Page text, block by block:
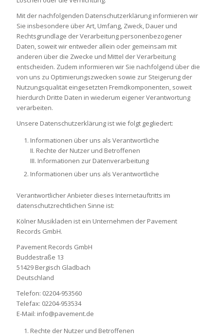
Mit der nachfolgenden Datenschutzerklärung informieren wir
Sie insbesondere über Art, Umfang, Zweck, Dauer und
Rechtsgrundlage der Verarbeitung personenbezogener
Daten, soweit wir entweder allein oder gemeinsam mit
anderen über die Zwecke und Mittel der Verarbeitung
entscheiden. Zudem informieren wir Sie nachfolgend über die
von uns zu Optimierungszwecken sowie zur Steigerung der
Nutzungsqualität eingesetzten Fremdkomponenten, soweit
hierdurch Dritte Daten in wiederum eigener Verantwortung
verarbeiten.
Unsere Datenschutzerklärung ist wie folgt gegliedert:
Informationen über uns als Verantwortliche
II. Rechte der Nutzer und Betroffenen
III. Informationen zur Datenverarbeitung
Informationen über uns als Verantwortliche
Verantwortlicher Anbieter dieses Internetauftritts im
datenschutzrechtlichen Sinne ist:
Kölner Musikladen ist ein Unternehmen der Pavement
Records GmbH.
Pavement Records GmbH
Buddestraße 13
51429 Bergisch Gladbach
Deutschland
Telefon: 02204-953560
Telefax: 02204-953534
E-Mail: info@pavement.de
Rechte der Nutzer und Betroffenen